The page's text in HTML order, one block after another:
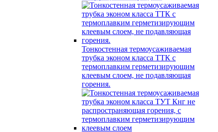
Тонкостенная термоусаживаемая
трубка эконом класса ТТК с
термоплавким герметизирующим
клеевым слоем, не подавляющая
горения.